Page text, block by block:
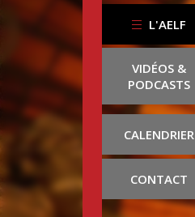
L'AELF
VIDÉOS &
PODCASTS
CALENDRIER
CONTACT